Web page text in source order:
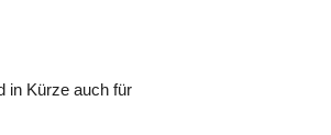
in Kürze auch für